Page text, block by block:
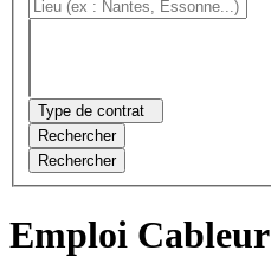
Type de contrat
Rechercher
Rechercher
Emploi Cableur